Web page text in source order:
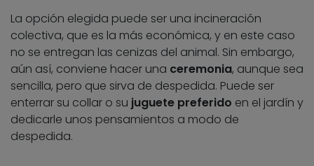
La opción elegida puede ser una incineración
colectiva, que es la más económica, y en este caso
no se entregan las cenizas del animal. Sin embargo,
aún así, conviene hacer una ceremonia, aunque sea
sencilla, pero que sirva de despedida. Puede ser
enterrar su collar o su juguete preferido en el jardín y
dedicarle unos pensamientos a modo de
despedida.